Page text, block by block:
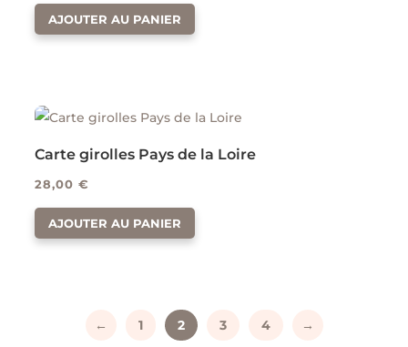
AJOUTER AU PANIER
Carte girolles Pays de la Loire
28,00€
AJOUTER AU PANIER
← 1 2 3 4 →